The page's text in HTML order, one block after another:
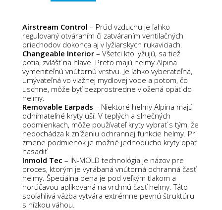
Airstream Control – Prúd vzduchu je ľahko
regulovaný otváraním či zatváraním ventilačných
priechodov dokonca aj v lyžiarskych rukaviciach.
Changeable Interior – Všetci kto lyžujú, sa tiež
potia, zvlášť na hlave. Preto majú helmy Alpina
vymeniteľnú vnútornú vrstvu. Je ľahko vyberateľná,
umývateľná vo vlažnej mydlovej vode a potom, čo
uschne, môže byť bezprostredne vložená opäť do
helmy.
Removable Earpads – Niektoré helmy Alpina majú
odnímateľné kryty uší. V teplých a slnečných
podmienkach, môže používateľ kryty vybrať s tým, že
nedochádza k zníženiu ochrannej funkcie helmy. Pri
zmene podmienok je možné jednoducho kryty opäť
nasadiť.
Inmold Tec – IN-MOLD technológia je názov pre
proces, ktorým je vyrábaná vnútorná ochranná časť
helmy. Špeciálna pena je pod veľkým tlakom a
horúčavou aplikovaná na vrchnú časť helmy. Táto
spoľahlivá väzba vytvára extrémne pevnú štruktúru
s nízkou váhou.